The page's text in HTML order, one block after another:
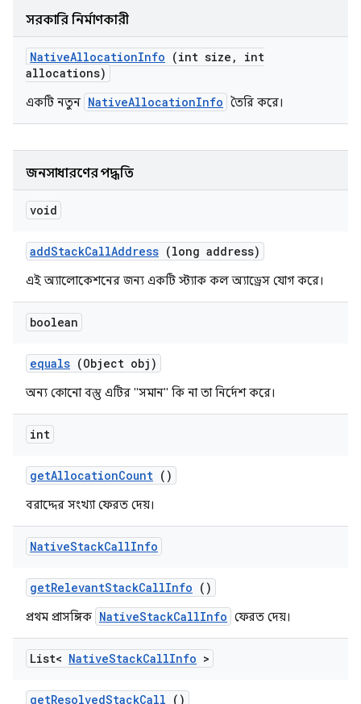
সরকারি নির্মাণকারী
NativeAllocationInfo (int size ,
int
allocations)
একটি নতুন NativeAllocationInfo তৈরি করে।
জনসাধারণের পদ্ধতি
void
addStackCallAddress (long address)
এই অ্যালোকেশনের জন্য একটি স্ট্যাক কল অ্যাড্রেস যোগ করে।
boolean
equals (Object obj)
অন্য কোনো বস্তু এটির "সমান" কি না তা নির্দেশ করে।
int
getAllocationCount ()
বরাদ্দের সংখ্যা ফেরত দেয়।
NativeStackCallInfo
getRelevantStackCallInfo ()
প্রথম প্রাসঙ্গিক NativeStackCallInfo ফেরত দেয়।
List< NativeStackCallInfo >
getResolvedStackCall ()